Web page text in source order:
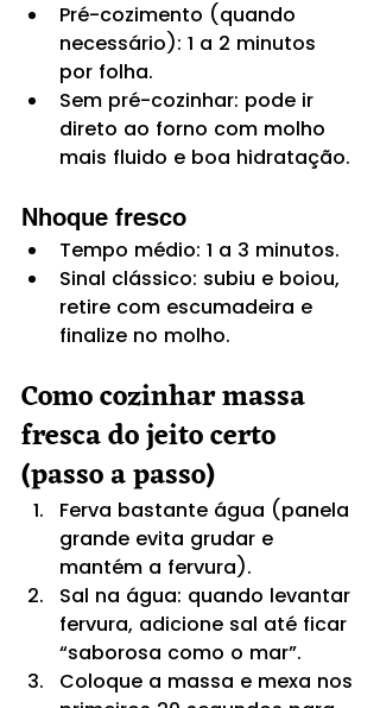
Pré-cozimento (quando
necessário): 1 a 2 minutos
por folha.
Sem pré-cozinhar: pode ir
direto ao forno com molho
mais fluido e boa hidratação.
Nhoque fresco
Tempo médio: 1 a 3 minutos.
Sinal clássico: subiu e boiou,
retire com escumadeira e
finalize no molho.
Como cozinhar massa
fresca do jeito certo
(passo a passo)
Ferva bastante água (panela
grande evita grudar e
mantém a fervura).
Sal na água: quando levantar
fervura, adicione sal até ficar
“saborosa como o mar”.
Coloque a massa e mexa nos